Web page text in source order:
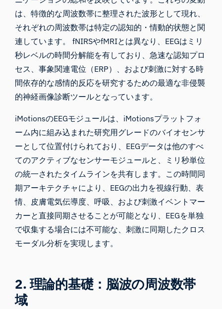
は、特徴的な周波数帯に整理された波形として現れ、
それぞれの周波数帯は特定の認知的・情動的状態と関
連しています。 fNIRSやfMRIとは異なり、EEGはミリ
秒レベルの時間分解能を有しており、急速な認知プロ
セス、事象関連電位（ERP）、および刺激に対する時
間依存的な感情的反応を研究するための最適な非侵襲
的神経画像診断ツールとなっています。
iMotionsのEEGモジュールは、iMotionsプラットフォ
ーム内に組み込まれた研究用グレードのバイオセンサ
ーとして位置付けられており、EEGデータは他のすべ
てのアクティブなセンサーモジュールと、ミリ秒単位
の統一されたタイムラインを共有します。この時間同
期アーキテクチャにより、EEGの出力を視線行動、表
情、皮膚電気伝導度、呼吸、および刺激イベントマー
カーと直接同期させることが可能となり、EEGを単独
で収集する場合には不可能な、刺激に同期したクロス
モーダル分析を実現します。
2. 理論的基礎：脳波の周波数帯
域